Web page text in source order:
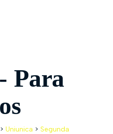
Para
> Uniunica > Segunda